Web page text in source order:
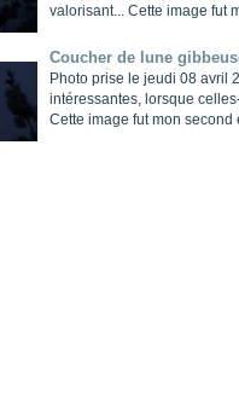
valorisant... Cette image fut
Coucher de lune
Photo prise le jeudi 08 avril
intéressantes, lorsque
Cette image fut mon second